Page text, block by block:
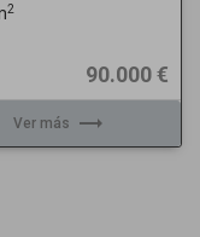
2
90.000 €
Ver más trending_flat